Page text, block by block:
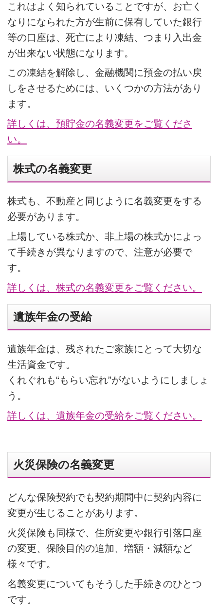
これはよく知られていることですが、お亡く
なりになられた方が生前に保有していた銀行
等の口座は、死亡により凍結、つまり入出金
が出来ない状態になります。
この凍結を解除し、金融機関に預金の払い戻
しをさせるためには、いくつかの方法があり
ます。
詳しくは、預貯金の名義変更をご覧くださ
い。
株式の名義変更
株式も、不動産と同じように名義変更をする
必要があります。
上場している株式か、非上場の株式かによっ
て手続きが異なりますので、注意が必要で
す。
詳しくは、株式の名義変更をご覧ください。
遺族年金の受給
遺族年金は、残されたご家族にとって大切な
生活資金です。
くれぐれも“もらい忘れ”がないようにしましょ
う。
詳しくは、遺族年金の受給をご覧ください。
火災保険の名義変更
どんな保険契約でも契約期間中に契約内容に
変更が生じることがあります。
火災保険も同様で、住所変更や銀行引落口座
の変更、保険目的の追加、増額・減額など
様々です。
名義変更についてもそうした手続きのひとつ
です。